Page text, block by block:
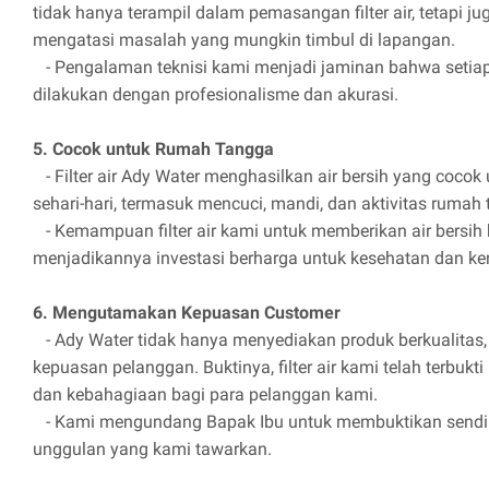
tidak hanya terampil dalam pemasangan filter air, tetapi
mengatasi masalah yang mungkin timbul di lapangan.
- Pengalaman teknisi kami menjadi jaminan bahwa
dilakukan dengan profesionalisme dan akurasi.
5. Cocok untuk Rumah Tangga
- Filter air Ady Water menghasilkan air bersih yang
sehari-hari, termasuk mencuci, mandi, dan aktivitas
- Kemampuan filter air kami untuk memberikan air
menjadikannya investasi berharga untuk kesehatan dan
6. Mengutamakan Kepuasan Customer
- Ady Water tidak hanya menyediakan produk
kepuasan pelanggan. Buktinya, filter air kami telah
dan kebahagiaan bagi para pelanggan kami.
- Kami mengundang Bapak Ibu untuk membuktikan
unggulan yang kami tawarkan.